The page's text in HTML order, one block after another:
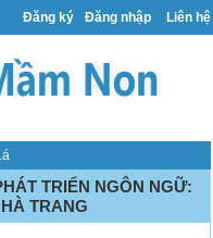
Đăng ký Đăng nhập Liên hệ
TRIỂN NGÔN NGỮ:
TRANG